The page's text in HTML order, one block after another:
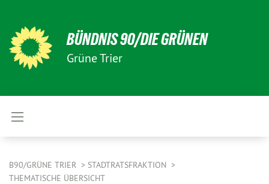
BÜNDNIS 90/DIE GRÜNEN
Grüne Trier
B90/GRÜNE TRIER
STADTRATSFRAKTION
THEMATISCHE ÜBERSICHT